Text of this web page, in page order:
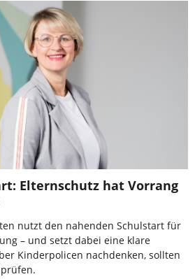
Elternschutz hat Vorrang
nutzt den nahenden Schulstart für
– und setzt dabei eine klare
Kinderpolicen nachdenken, sollten